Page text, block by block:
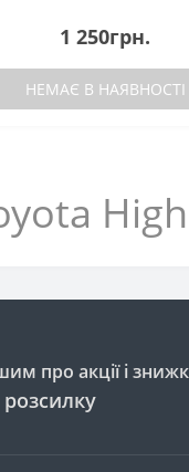
2014 року випуску?», «Який
матеріал використаний?», «Як
1 250грн.
НЕМАЄ В НАЯВНОСТІ
про акції і